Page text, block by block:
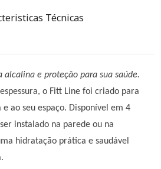
Técnicas
alcalina e proteção para sua saúde.
o Fitt Line foi criado para
ao seu espaço. Disponível em 4
instalado na parede ou na
hidratação prática e saudável